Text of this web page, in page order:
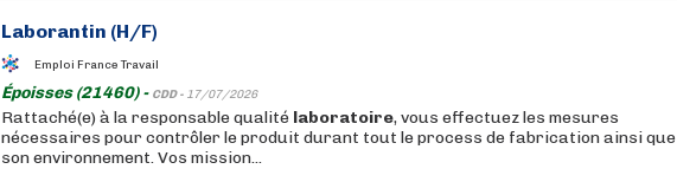
Laborantin (H/F)
Emploi France Travail
Époisses (21460) - CDD - 17/07/2026
Rattaché(e) à la responsable qualité laboratoire, vous effectuez les mesures
nécessaires pour contrôler le produit durant tout le process de fabrication ainsi que
son environnement. Vos mission...